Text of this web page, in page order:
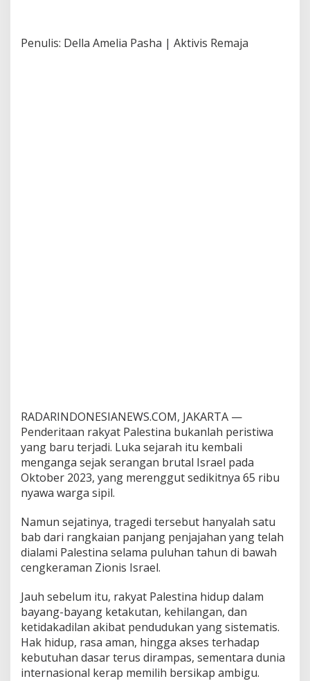
Penulis: Della Amelia Pasha | Aktivis Remaja
RADARINDONESIANEWS.COM, JAKARTA —
Penderitaan rakyat Palestina bukanlah peristiwa
yang baru terjadi. Luka sejarah itu kembali
menganga sejak serangan brutal Israel pada
Oktober 2023, yang merenggut sedikitnya 65 ribu
nyawa warga sipil.
Namun sejatinya, tragedi tersebut hanyalah satu
bab dari rangkaian panjang penjajahan yang telah
dialami Palestina selama puluhan tahun di bawah
cengkeraman Zionis Israel.
Jauh sebelum itu, rakyat Palestina hidup dalam
bayang-bayang ketakutan, kehilangan, dan
ketidakadilan akibat pendudukan yang sistematis.
Hak hidup, rasa aman, hingga akses terhadap
kebutuhan dasar terus dirampas, sementara dunia
internasional kerap memilih bersikap ambigu.